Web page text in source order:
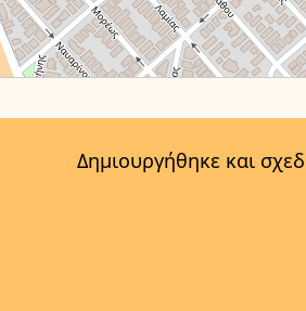
Δημιουργήθηκε και